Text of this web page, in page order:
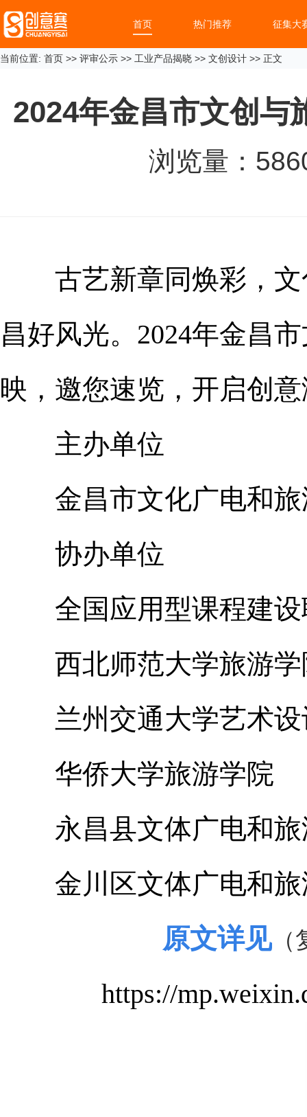
首页 热门推荐 征集大
当前位置: 首页 >> 评审公示 >> 工业产品揭晓 >> 文创设计 >> 正文
2024年金昌市文创与
浏览量：
古艺新章同焕彩，
昌好风光。2024年金昌
映，邀您速览，开启创
主办单位
金昌市文化广电和旅
协办单位
全国应用型课程建设
西北师范大学旅游学
兰州交通大学艺术设
华侨大学旅游学院
永昌县文体广电和旅
金川区文体广电和
原文详见
https://